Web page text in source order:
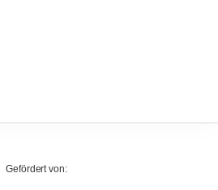
Gefördert von: